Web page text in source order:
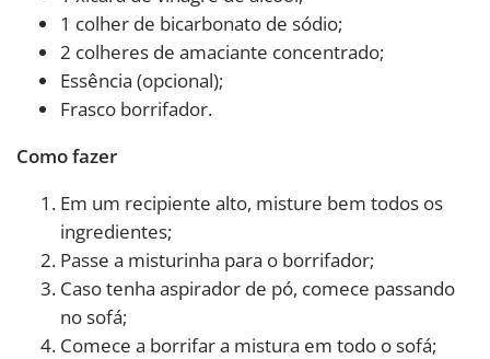
1 colher de bicarbonato de sódio;
2 colheres de amaciante concentrado;
Essência (opcional);
Frasco borrifador.
Como fazer
Em um recipiente alto, misture bem todos os
ingredientes;
Passe a misturinha para o borrifador;
Caso tenha aspirador de pó, comece passando
no sofá;
Comece a borrifar a mistura em todo o sofá;